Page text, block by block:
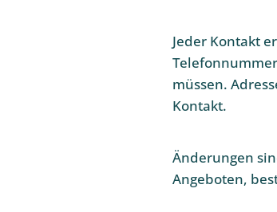
Jeder Kontakt
müssen.
Kontakt.
Änderungen
Angeboten,